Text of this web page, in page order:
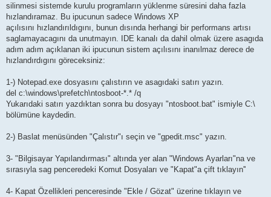
silinmesi sistemde kurulu programların yüklenme süresini daha fazla
hızlandıramaz. Bu ipucunun sadece Windows XP
açılısını hızlandırıldıgını, bunun dısında herhangi bir performans artısı
saglamayacagını da unutmayın. IDE kanalı da dahil olmak üzere asagıda
adım adım açıklanan iki ipucunun sistem açılısını inanılmaz derece de
hızlandırdıgını göreceksiniz:
1-) Notepad.exe dosyasını çalıstırın ve asagıdaki satırı yazın.
del c:\windows\prefetch\ntosboot-*.* /q
Yukarıdaki satırı yazdıktan sonra bu dosyayı "ntosboot.bat" ismiyle C:\
bölümüne kaydedin.
2-) Baslat menüsünden "Çalıstır"ı seçin ve "gpedit.msc" yazın.
3- "Bilgisayar Yapılandırması" altında yer alan "Windows Ayarları"na ve
sırasıyla sag penceredeki Komut Dosyaları ve "Kapat"a çift tıklayın''
4- Kapat Özellikleri penceresinde "Ekle / Gözat" üzerine tıklayın ve